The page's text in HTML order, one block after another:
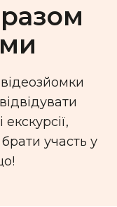
участь у